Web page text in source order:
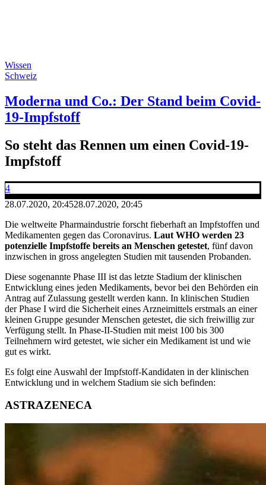
Wissen
Schweiz
Moderna und Co.: Der Stand beim Covid-
19-Impfstoff
So steht das Rennen um einen Covid-19-
Impfstoff
4
28.07.2020, 20:4528.07.2020, 20:45
Die weltweite Pharmaindustrie forscht fieberhaft an Impfstoffen und
Medikamenten gegen das Coronavirus. Laut WHO werden 23
potenzielle Impfstoffe bereits an Menschen getestet, fünf davon
inzwischen in gross angelegten Studien mit tausenden Probanden.
Diese sogenannte Phase III ist das letzte Stadium der klinischen
Entwicklung eines jeden Medikaments, bevor bei den Behörden ein
Antrag auf Zulassung gestellt werden kann. In klinischen Studien
der Phase I wird die Sicherheit eines Arzneimittels erstmals an einer
kleinen Gruppe gesunder Menschen getestet, die sich freiwillig zur
Verfügung stellt. In Phase-II-Studien mit meist 100 bis 300
Teilnehmern wird getestet, wie sicher ein Medikament ist und wie
gut es wirkt.
Es folgt eine Auswahl der Impfstoff-Kandidaten in der klinischen
Entwicklung und in welchem Stadium sie sich befinden:
ASTRAZENECA